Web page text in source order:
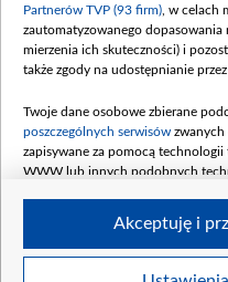
Partnerów TVP (93 firm) , w celach
zautomatyzowanego
mierzenia ich skuteczności) i
także zgody na udostępnianie
Twoje dane osobowe zbierane
poszczególnych serwisów zwanych
zapisywane za pomocą
WWW lub innych podobnych
Twoje dane osobowe zbierane
Akceptuję i